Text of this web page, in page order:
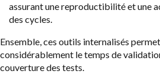
assurant une reproductibilité et une
des cycles.
Ensemble, ces outils internalisés
considérablement le temps de
couverture des tests.